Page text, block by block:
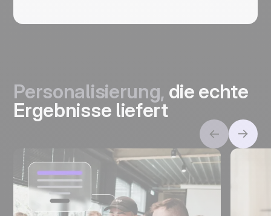
Personalisierung, die echte
Ergebnisse liefert